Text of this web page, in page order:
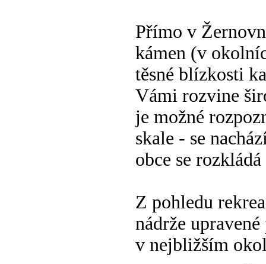
Přímo v
kámen (v
těsné blízkosti
Vámi rozvine
je možné
skale - se
obce se
Z pohledu
nádrže
v nejbližším